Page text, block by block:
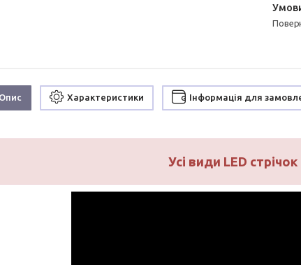
Характеристики Інформація для
Усі види LED